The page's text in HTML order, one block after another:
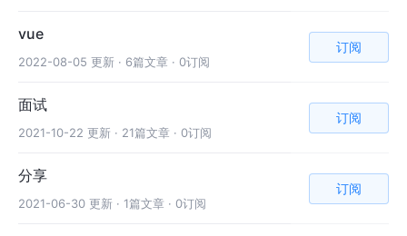
vue
2022-08-05 更新 · 6篇文章 · 0订阅
订阅
面试
2021-10-22 更新 · 21篇文章 · 0订阅
订阅
分享
2021-06-30 更新 · 1篇文章 · 0订阅
订阅